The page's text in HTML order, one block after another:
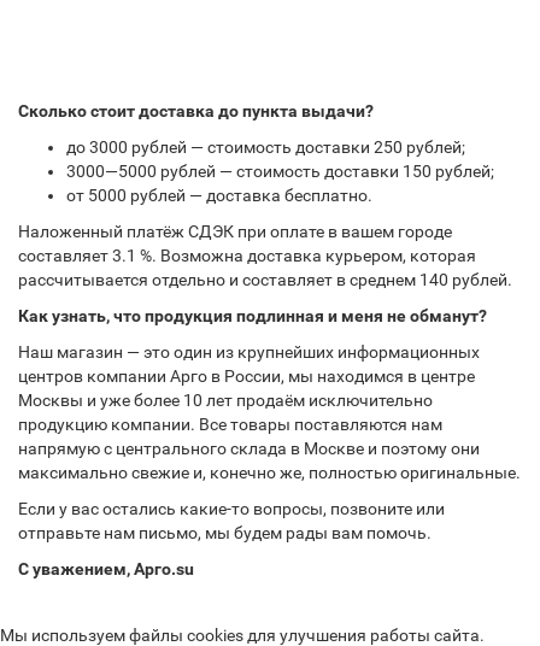
Сколько стоит доставка до пункта выдачи?
до 3000 рублей — стоимость доставки 250 рублей;
3000—5000 рублей — стоимость доставки 150 рублей;
от 5000 рублей — доставка бесплатно.
Наложенный платёж СДЭК при оплате в вашем городе
составляет 3.1 %. Возможна доставка курьером, которая
рассчитывается отдельно и составляет в среднем 140 рублей.
Как узнать, что продукция подлинная и меня не обманут?
Наш магазин — это один из крупнейших информационных
центров компании Арго в России, мы находимся в центре
Москвы и уже более 10 лет продаём исключительно
продукцию компании. Все товары поставляются нам
напрямую с центрального склада в Москве и поэтому они
максимально свежие и, конечно же, полностью оригинальные.
Если у вас остались какие-то вопросы, позвоните или
отправьте нам письмо, мы будем рады вам помочь.
С уважением, Арго.su
Мы используем файлы cookies для улучшения работы сайта.